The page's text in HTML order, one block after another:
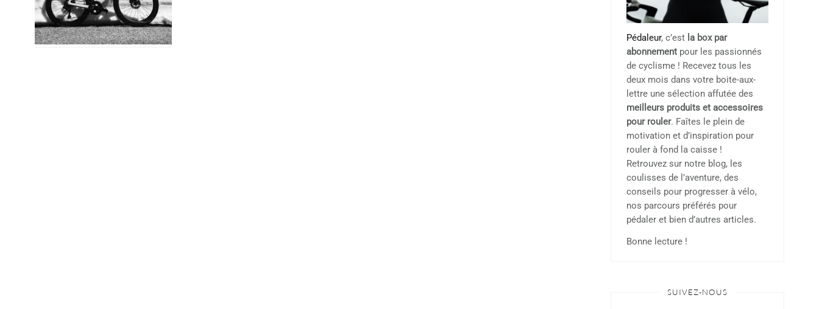
Pédaleur, c’est la box par
abonnement pour les passionnés
de cyclisme ! Recevez tous les
deux mois dans votre boite-aux-
lettre une sélection affutée des
meilleurs produits et accessoires
pour rouler. Faîtes le plein de
motivation et d’inspiration pour
rouler à fond la caisse !
Retrouvez sur notre blog, les
coulisses de l’aventure, des
conseils pour progresser à vélo,
nos parcours préférés pour
pédaler et bien d’autres articles.
Bonne lecture !
SUIVEZ-NOUS